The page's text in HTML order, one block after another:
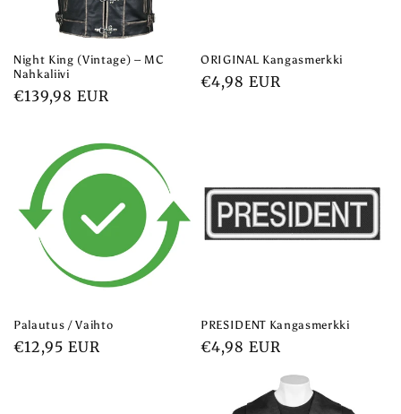
Night King (Vintage) – MC
Nahkaliivi
Normaalihinta
€139,98 EUR
ORIGINAL Kangasmerkki
Normaalihinta
€4,98 EUR
Palautus / Vaihto
Normaalihinta
€12,95 EUR
PRESIDENT Kangasmerkki
Normaalihinta
€4,98 EUR